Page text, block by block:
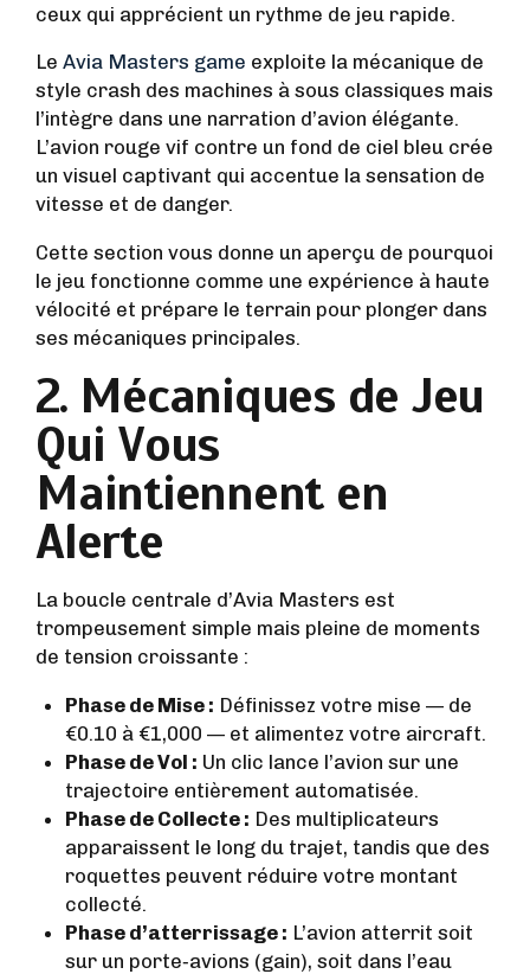
ceux qui apprécient un rythme de jeu rapide.
Le Avia Masters game exploite la mécanique de
style crash des machines à sous classiques mais
l’intègre dans une narration d’avion élégante.
L’avion rouge vif contre un fond de ciel bleu crée
un visuel captivant qui accentue la sensation de
vitesse et de danger.
Cette section vous donne un aperçu de pourquoi
le jeu fonctionne comme une expérience à haute
vélocité et prépare le terrain pour plonger dans
ses mécaniques principales.
2. Mécaniques de Jeu
Qui Vous
Maintiennent en
Alerte
La boucle centrale d’Avia Masters est
trompeusement simple mais pleine de moments
de tension croissante :
Phase de Mise : Définissez votre mise — de
€0.10 à €1,000 — et alimentez votre aircraft.
Phase de Vol : Un clic lance l’avion sur une
trajectoire entièrement automatisée.
Phase de Collecte : Des multiplicateurs
apparaissent le long du trajet, tandis que des
roquettes peuvent réduire votre montant
collecté.
Phase d’atterrissage : L’avion atterrit soit
sur un porte‑avions (gain), soit dans l’eau